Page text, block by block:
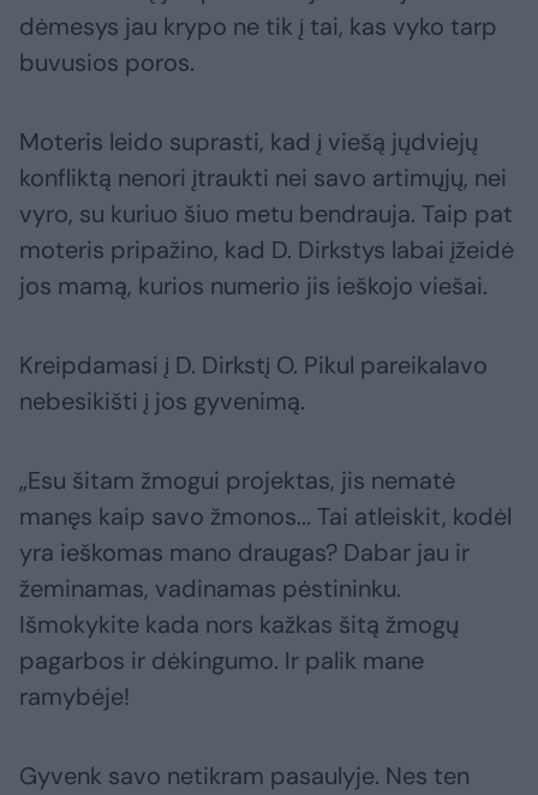
dėmesys jau krypo ne tik į tai, kas vyko tarp
buvusios poros.
Moteris leido suprasti, kad į viešą jųdviejų
konfliktą nenori įtraukti nei savo artimųjų, nei
vyro, su kuriuo šiuo metu bendrauja. Taip pat
moteris pripažino, kad D. Dirkstys labai įžeidė
jos mamą, kurios numerio jis ieškojo viešai.
Kreipdamasi į D. Dirkstį O. Pikul pareikalavo
nebesikišti į jos gyvenimą.
„Esu šitam žmogui projektas, jis nematė
manęs kaip savo žmonos... Tai atleiskit, kodėl
yra ieškomas mano draugas? Dabar jau ir
žeminamas, vadinamas pėstininku.
Išmokykite kada nors kažkas šitą žmogų
pagarbos ir dėkingumo. Ir palik mane
ramybėje!
Gyvenk savo netikram pasaulyje. Nes ten